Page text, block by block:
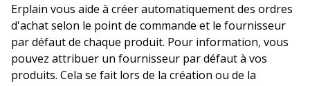
Erplain vous aide à créer automatiquement des ordres
d'achat selon le point de commande et le fournisseur
par défaut de chaque produit. Pour information, vous
pouvez attribuer un fournisseur par défaut à vos
produits. Cela se fait lors de la création ou de la